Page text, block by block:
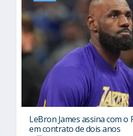
LeBron James assina com o
em contrato de dois anos